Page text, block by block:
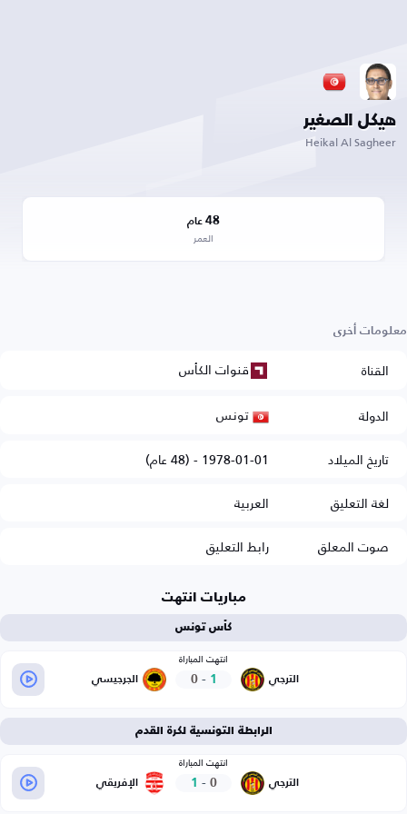
هيكل الصغير
Heikal Al Sagheer
48 عام
العمر
معلومات أخرى
القناة
قنوات الكأس
الدولة
تونس
تاريخ الميلاد
1978-01-01 - (48 عام)
لغة التعليق
العربية
صوت المعلق
رابط التعليق
مباريات انتهت
كأس تونس
الترجي
انتهت المباراة
1
-
0 الجرجيسي
الرابطة التونسية لكرة القدم
الترجي
انتهت المباراة
0
-
1 الإفريقي